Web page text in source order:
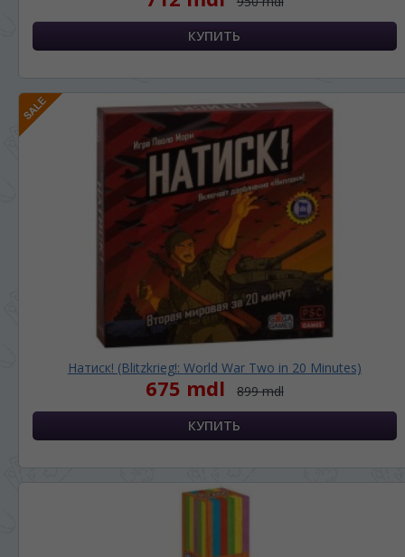
Натиск! (Blitzkrieg!: World War Two in 20 Minutes)
675 mdl 899 mdl
ЯЗЫК САЙТА / LIMBA SITE-ULUI
просматривать наш сайт?